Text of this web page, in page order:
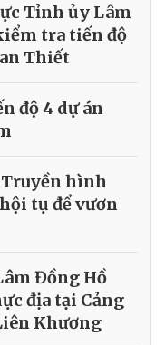
Tỉnh ủy Lâm
tra tiến độ
Thiết
độ 4 dự án
Truyền hình
tụ để vươn
Đồng Hồ
địa tại Cảng
Khương